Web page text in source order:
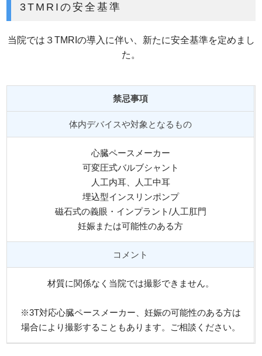
3TMRIの安全基準
当院では３TMRIの導入に伴い、新たに安全基準を定めまし
た。
禁忌事項
体内デバイスや対象となるもの
心臓ペースメーカー
可変圧式バルブシャント
人工内耳、人工中耳
埋込型インスリンポンプ
磁石式の義眼・インプラント/人工肛門
妊娠または可能性のある方
コメント
材質に関係なく当院では撮影できません。
※3T対応心臓ペースメーカー、妊娠の可能性のある方は
場合により撮影することもあります。ご相談ください。